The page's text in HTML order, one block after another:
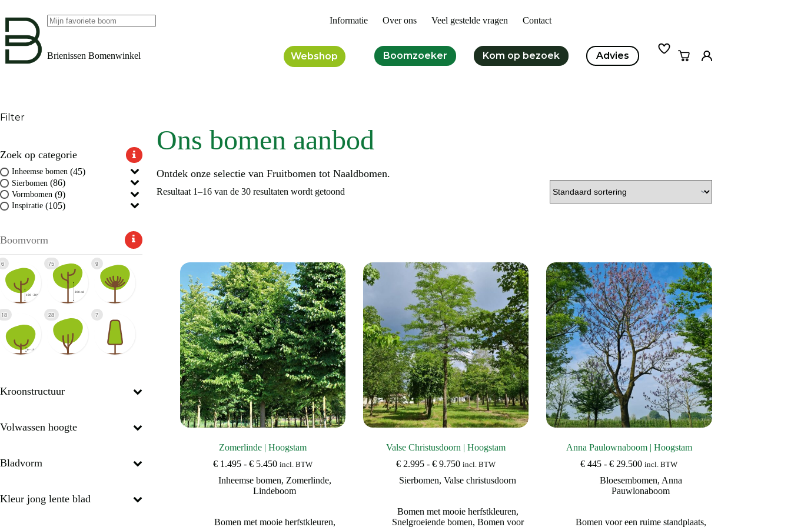
naar
inhoud
Informatie Over ons Veel gestelde vragen Contact
Brienissen Bomenwinkel Webshop Boomzoeker Kom op bezoek Advies Winkelwagen
Ons bomen aanbod
Ontdek onze selectie van Fruitbomen tot Naaldbomen.
Resultaat 1–16 van de 30 resultaten wordt getoond
Zomerlinde | Hoogstam
€ 1.495 - € 5.450Prijsklasse:
tot
€ 5.450
incl. BTW
Inheemse bomen, Zomerlinde,
Lindeboom
Bomen met mooie herfstkleuren,
Valse Christusdoorn | Hoogstam
€ 2.995 - € 9.750Prijsklasse:
tot
incl. BTW
Sierbomen,Valse christusdoorn
Bomen met mooie herfstkleuren,
Snelgroeiende bomen, Bomen voor
Anna Paulownaboom | Hoogstam
€ 445 - € 29.500Prijsklasse:
tot
€ 29.500
incl. BTW
Bloesembomen, Anna
Pauwlonaboom
Bomen voor een ruime standplaats,
Filter
Zoek op categorie
Inheemse bomen (45)
Sierbomen (86)
Vormbomen (9)
Inspiratie (105)
Boomvorm
6 75 9
18 28 7
Kroonstructuur
Volwassen hoogte
Bladvorm
Kleur jong lente blad